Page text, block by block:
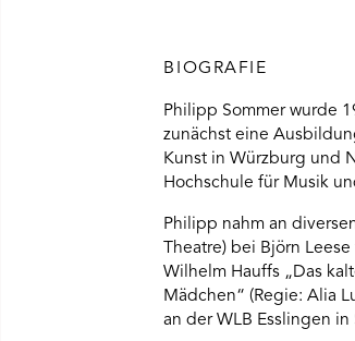
BIOGRAFIE
Philipp Sommer wurde
zunächst eine
Kunst in Würzburg und
Hochschule für Musik
Philipp nahm an
Theatre) bei Björn
Wilhelm Hauffs „Das
Mädchen“ (Regie: Alia
an der WLB Esslingen in